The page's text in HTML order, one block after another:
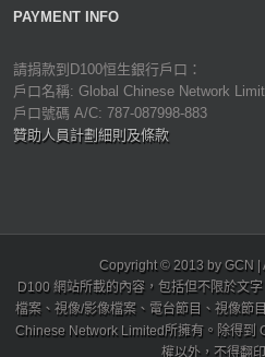
PAYMENT INFO
請捐款到D100恒生銀行戶口：
戶口名稱: Global Chinese Network
戶口號碼 A/C: 787-087998-883
贊助人員計劃細則及條款
Copyright © 2013 by GCN |
D100 網站所載的內容，包括但不限於文
檔案、視像/影像檔案、電台節目、視像節
Chinese Network Limited所擁有。除得到
權以外，不得翻